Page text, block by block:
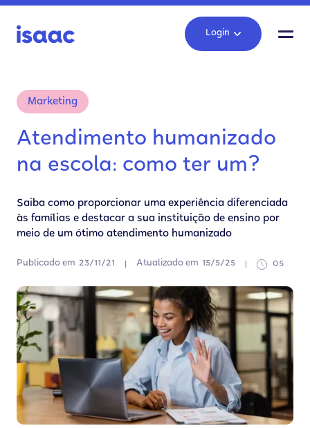
Login
Marketing
Atendimento humanizado
na escola: como ter um?
Saiba como proporcionar uma experiência diferenciada
às famílias e destacar a sua instituição de ensino por
meio de um ótimo atendimento humanizado
Publicado em 23/11/21 Atualizado em 15/5/25 05